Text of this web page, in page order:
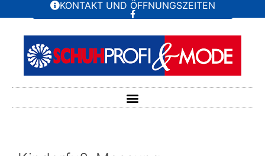
KONTAKT UND ÖFFNUNGSZEITEN